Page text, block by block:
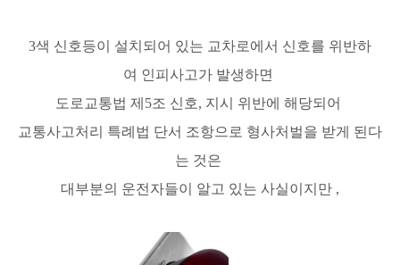
3색 신호등이 설치되어 있는 교차로에서 신호를 위반하
여 인피사고가 발생하면
도로교통법 제5조 신호, 지시 위반에 해당되어
교통사고처리 특례법 단서 조항으로 형사처벌을 받게 된다
는 것은
대부분의 운전자들이 알고 있는 사실이지만 ,